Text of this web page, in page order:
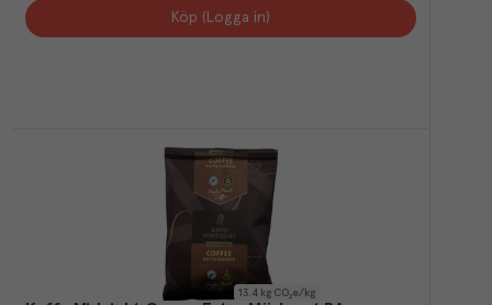
Köp (Logga in)
13.4 kg CO₂e/kg